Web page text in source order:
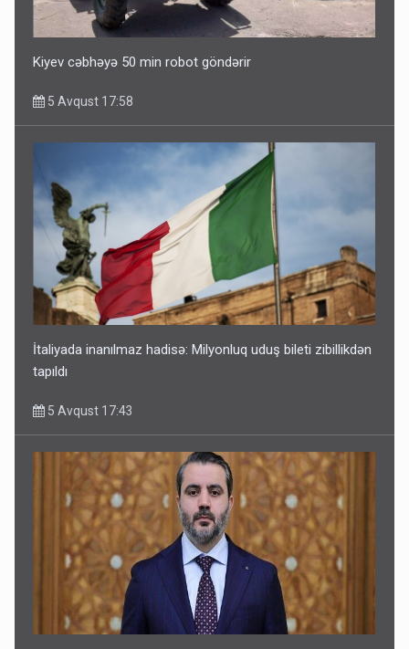
Kiyev cəbhəyə 50 min robot göndərir
5 Avqust 17:58
İtaliyada inanılmaz hadisə: Milyonluq uduş bileti zibillikdən
tapıldı
5 Avqust 17:43